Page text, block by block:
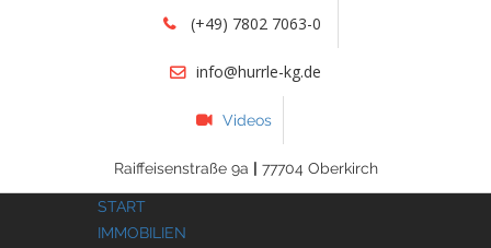
(+49) 7802 7063-0
info@hurrle-kg.de
Videos
Raiffeisenstraße 9a | 77704 Oberkirch
START
IMMOBILIEN